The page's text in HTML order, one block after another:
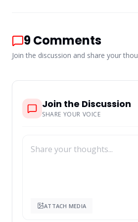
billionaire—Samir
[…] <a class="g1-link g1-
9Comments
Join the discussion and share your
Join the Discussion
SHARE YOUR VOICE
ATTACH MEDIA